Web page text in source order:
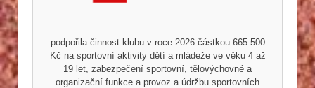
podpořila činnost klubu v roce 2026 částkou 665 500
Kč na sportovní aktivity dětí a mládeže ve věku 4 až
19 let, zabezpečení sportovní, tělovýchovné a
organizační funkce a provoz a údržbu sportovních